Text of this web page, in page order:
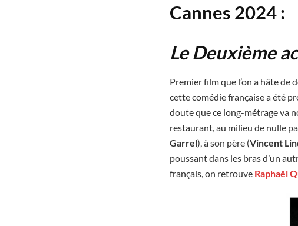
Cannes 2024:
Le Deuxième
Premier film que l’on a hâte de
cette comédie française a été
doute que ce long-métrage va
restaurant, au milieu de nulle
Garrel), à son père (Vincent
poussant dans les bras d’un
français, on retrouve Raphaël